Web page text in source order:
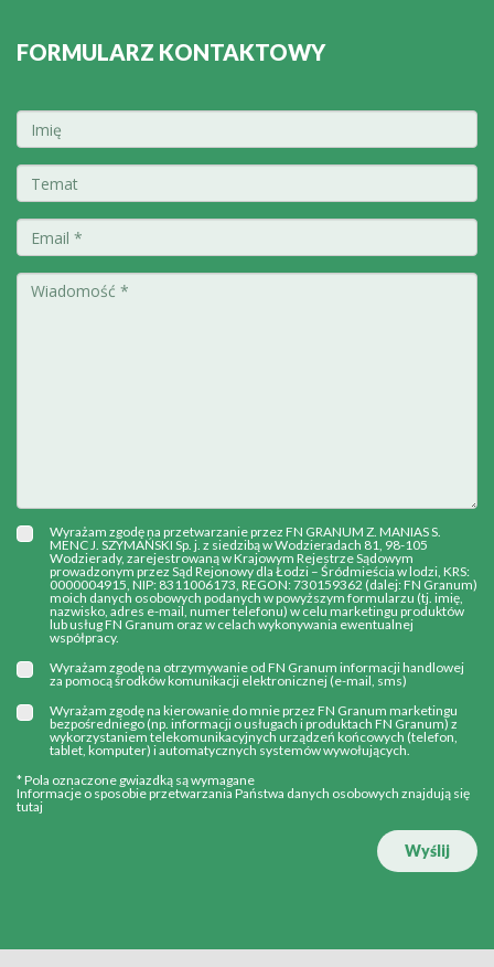
FORMULARZ KONTAKTOWY
Wyrażam zgodę na przetwarzanie przez FN GRANUM Z. MANIAS S.
MENC J. SZYMAŃSKI Sp. j. z siedzibą w Wodzieradach 81, 98-105
Wodzierady, zarejestrowaną w Krajowym Rejestrze Sądowym
prowadzonym przez Sąd Rejonowy dla Łodzi – Śródmieścia w lodzi, KRS:
0000004915, NIP: 8311006173, REGON: 730159362 (dalej: FN Granum)
moich danych osobowych podanych w powyższym formularzu (tj. imię,
nazwisko, adres e-mail, numer telefonu) w celu marketingu produktów
lub usług FN Granum oraz w celach wykonywania ewentualnej
współpracy.
Wyrażam zgodę na otrzymywanie od FN Granum informacji handlowej
za pomocą środków komunikacji elektronicznej (e-mail, sms)
Wyrażam zgodę na kierowanie do mnie przez FN Granum marketingu
bezpośredniego (np. informacji o usługach i produktach FN Granum) z
wykorzystaniem telekomunikacyjnych urządzeń końcowych (telefon,
tablet, komputer) i automatycznych systemów wywołujących.
* Pola oznaczone gwiazdką są wymagane
Informacje o sposobie przetwarzania Państwa danych osobowych znajdują się
tutaj
Wyślij